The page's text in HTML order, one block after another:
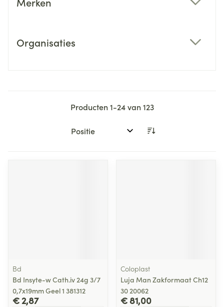
Organisaties
Producten1-24van123
Sorteer op:
Bd
Bd Insyte-w Cath.iv 24g 3/7
0,7x19mm Geel 1 381312
€ 2,87
Coloplast
Luja Man Zakformaat Ch12
30 20062
€ 81,00